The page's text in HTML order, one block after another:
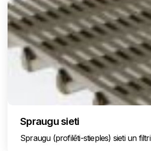
Spraugu sieti
Spraugu (profilēti-stieples) sieti un filtri